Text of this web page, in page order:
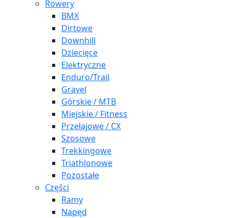
Rowery
BMX
Dirtowe
Downhill
Dziecięce
Elektryczne
Enduro/Trail
Gravel
Górskie / MTB
Miejskie / Fitness
Przełajowe / CX
Szosowe
Trekkingowe
Triathlonowe
Pozostałe
Części
Ramy
Napęd